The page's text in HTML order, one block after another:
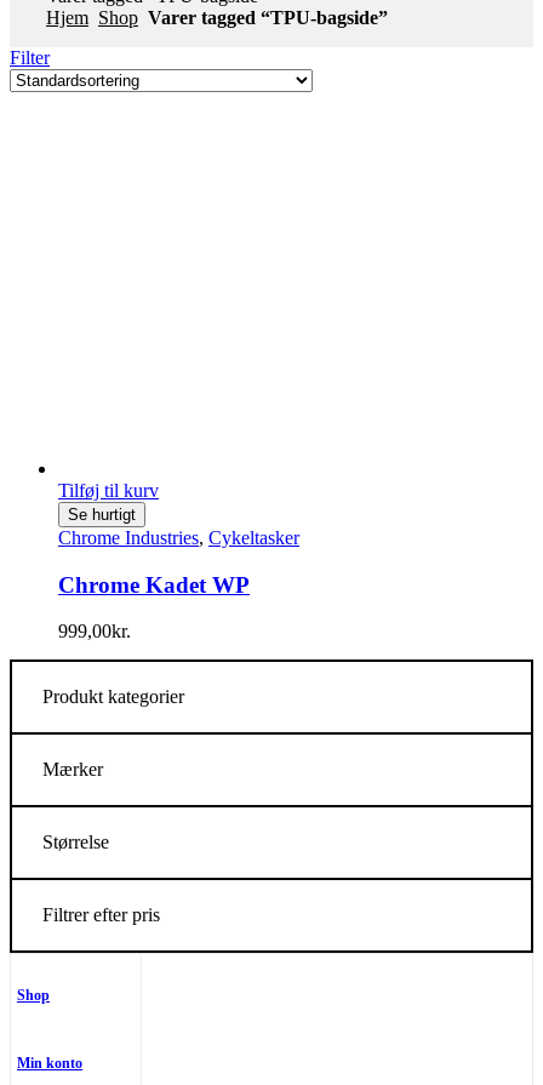
Hjem Shop Varer tagged “TPU-bagside”
Filter
Tilføj til kurv
Se hurtigt
Chrome Industries, Cykeltasker
Chrome Kadet WP
999,00kr.
Produkt kategorier
Mærker
Størrelse
Filtrer efter pris
Shop
Min konto